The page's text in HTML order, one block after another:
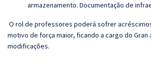
armazenamento. Documentação de
O rol de professores poderá sofrer
motivo de força maior, ficando a cargo do Gran
modificações.